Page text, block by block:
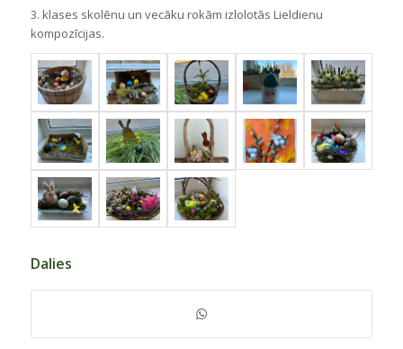
3. klases skolēnu un vecāku rokām izlolotās Lieldienu
kompozīcijas.
Dalies